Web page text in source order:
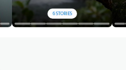
6STORIES